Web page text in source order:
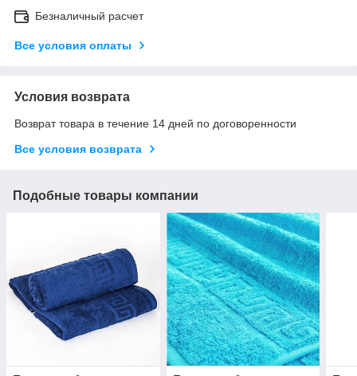
Безналичный расчет
Все условия оплаты
Условия возврата
Возврат товара в течение 14 дней по договоренности
Все условия возврата
Подобные товары компании